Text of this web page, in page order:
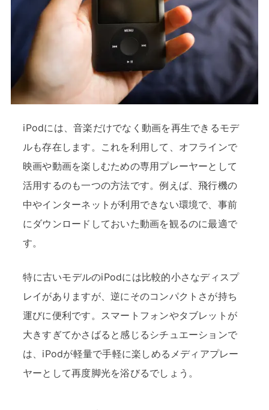
iPodには、音楽だけでなく動画を再生できるモデ
ルも存在します。これを利用して、オフラインで
映画や動画を楽しむための専用プレーヤーとして
活用するのも一つの方法です。例えば、飛行機の
中やインターネットが利用できない環境で、事前
にダウンロードしておいた動画を観るのに最適で
す。
特に古いモデルのiPodには比較的小さなディスプ
レイがありますが、逆にそのコンパクトさが持ち
運びに便利です。スマートフォンやタブレットが
大きすぎてかさばると感じるシチュエーションで
は、iPodが軽量で手軽に楽しめるメディアプレー
ヤーとして再度脚光を浴びるでしょう。